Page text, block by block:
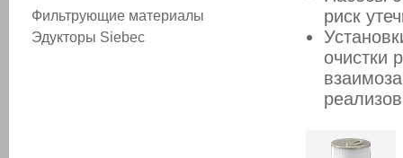
Фильтрующие материалы
Эдукторы Siebec
риск
очистки